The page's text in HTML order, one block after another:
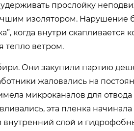
прослойку
изолятором. Нарушение
когда внутри скапливается
тепло ветром.
Они закупили партию
жаловались на
микроканалов для отвода
эта пленка начинала
внутренний слой и